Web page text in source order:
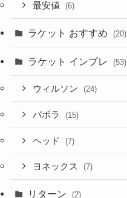
最安値 (6)
ラケット おすすめ (20)
ラケット インプレ (53)
ウィルソン (24)
バボラ (15)
ヘッド (7)
ヨネックス (7)
リターン (2)